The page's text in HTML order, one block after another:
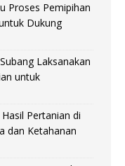
Proses Pemipihan
Dukung
Laksanakan
untuk
Pertanian di
dan Ketahanan